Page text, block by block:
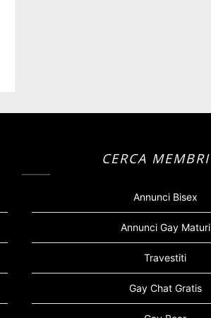
CERCA MEMBRI
Annunci Bisex
Annunci Gay Maturi
Travestiti
Gay Chat Gratis